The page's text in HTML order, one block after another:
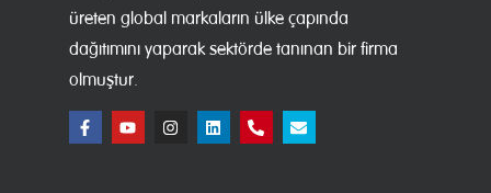
üreten global markaların ülke çapında
dağıtımını yaparak sektörde tanınan bir firma
olmuştur.